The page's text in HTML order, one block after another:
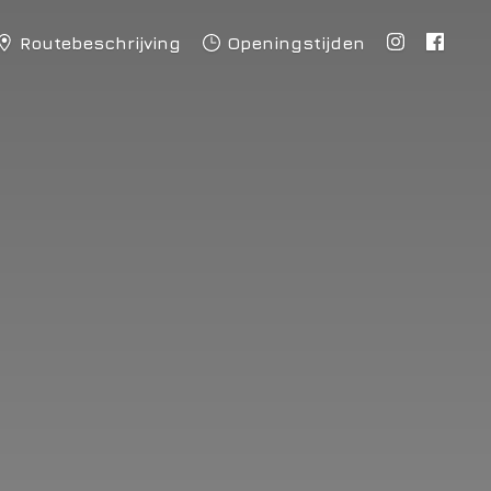
Routebeschrijving Openingstijden